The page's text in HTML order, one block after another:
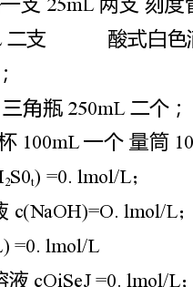
仪器和试剂